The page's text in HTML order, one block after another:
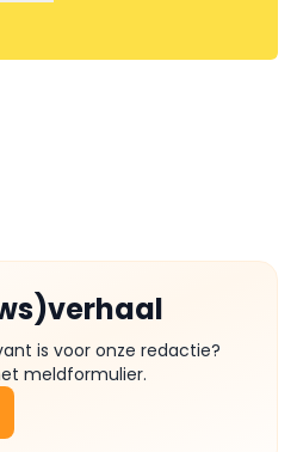
is voor onze redactie?
meldformulier.